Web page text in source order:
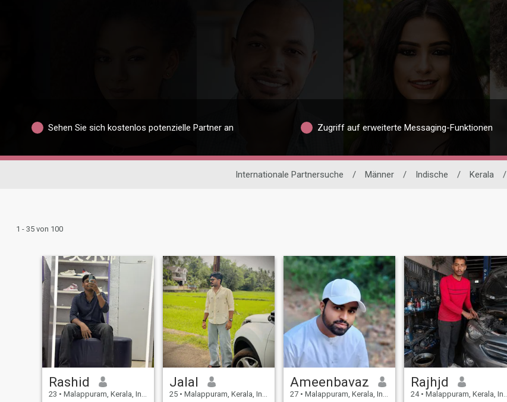
Sehen Sie sich kostenlos potenzielle Partner an Zugriff auf erweiterte Messaging-Funktionen
Internationale Partnersuche / Männer / Indische / Kerala /
1 - 35 von 100
Rashid
23 • Malappuram, Kerala, Indien
Jalal
25 • Malappuram, Kerala, Indien
Ameenbavaz
27 • Malappuram, Kerala, Indien
Rajhjd
24 • Malappuram, Kerala, Indien